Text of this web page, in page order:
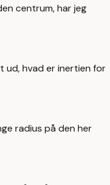
centrum, har jeg
ud, hvad er inertien for
radius på den her